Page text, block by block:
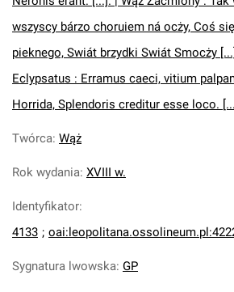
wszyscy bárzo choruiem ná ocży, Coś
pieknego, Swiát brzydki Swiát Smocży
Eclypsatus : Erramus caeci, vitium
Horrida, Splendoris creditur esse loco.
Twórca: Wąż
Rok wydania: XVIII w.
Identyfikator:
4133 ;
Sygnatura lwowska: GP